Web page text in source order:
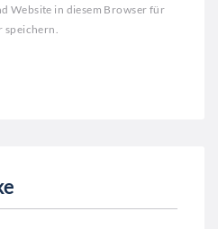
Website in diesem Browser für
speichern.